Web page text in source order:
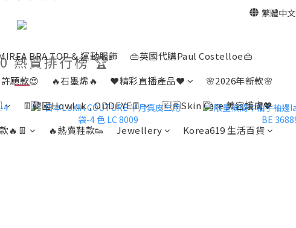
繁體中文
BRA TOP & 運動服飾
👜英國代購Paul Costelloe👜
願款😍 🔥石墨烯🔥 ❤️精彩直播產品❤️
🌸2026年新款🌸
👖韓國Howluk , ODDEYE👖
🇰🇷Skin Care 美容護膚💖
🔥👖 🔥熱賣鞋款👟 Jewellery Korea619 生活百貨
熱賣排行榜 🏆